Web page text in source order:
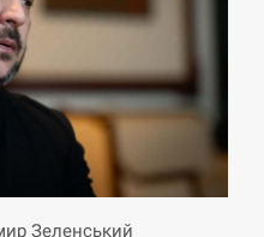
вручили новое
меру…
Зеленський